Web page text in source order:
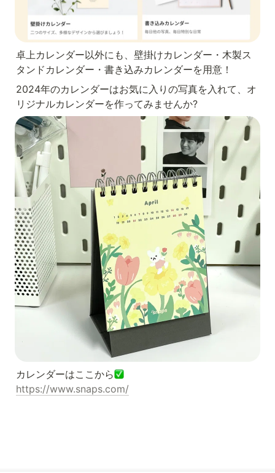
卓上カレンダー以外にも、壁掛けカレンダー・木製ス
タンドカレンダー・書き込みカレンダーを用意！
2024年のカレンダーはお気に入りの写真を入れて、オ
リジナルカレンダーを作ってみませんか?
カレンダーはここから
https://www.snaps.com/